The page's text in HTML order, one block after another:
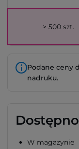
> 500 szt.
Podane ceny
nadruku.
W magazynie